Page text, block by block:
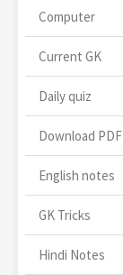
Computer
Current GK
Daily quiz
Download PDF
English notes
GK Tricks
Hindi Notes